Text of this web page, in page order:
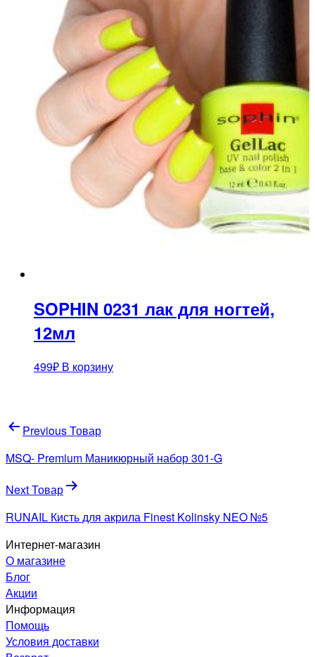
SOPHIN 0231 лак для ногтей,
12мл
499₽ В корзину
Навигация
по
записям
Previous Товар
MSQ- Premium Маникюрный набор 301-G
Next Товар
RUNAIL Кисть для акрила Finest Kolinsky NEO №5
Интернет-магазин
О магазине
Блог
Акции
Информация
Помощь
Условия доставки